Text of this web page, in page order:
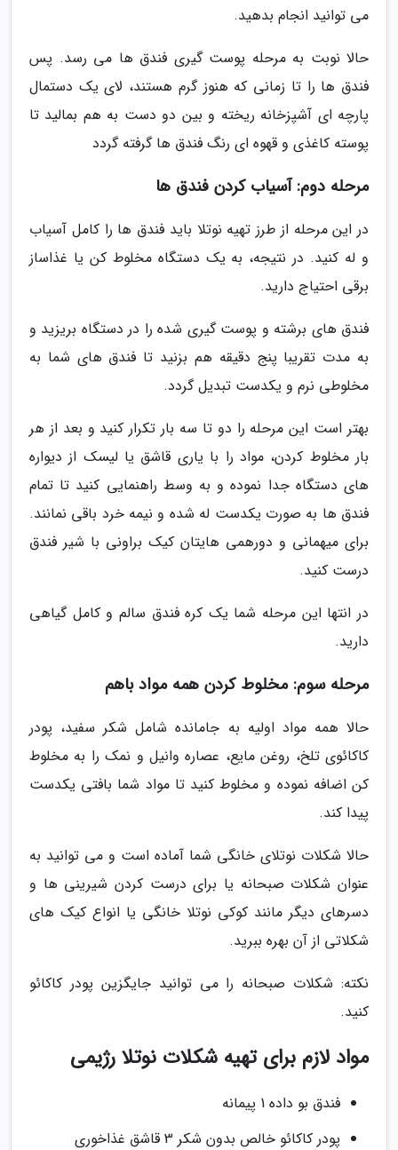
می توانید انجام بدهید.
حالا نوبت به مرحله پوست گیری فندق ها می رسد. پس
فندق ها را تا زمانی که هنوز گرم هستند، لای یک دستمال
پارچه ای آشپزخانه ریخته و بین دو دست به هم بمالید تا
پوسته کاغذی و قهوه ای رنگ فندق ها گرفته گردد
مرحله دوم: آسیاب کردن فندق ها
در این مرحله از طرز تهیه نوتلا باید فندق ها را کامل آسیاب
و له کنید. در نتیجه، به یک دستگاه مخلوط کن یا غذاساز
برقی احتیاج دارید.
فندق های برشته و پوست گیری شده را در دستگاه بریزید و
به مدت تقریبا پنج دقیقه هم بزنید تا فندق های شما به
مخلوطی نرم و یکدست تبدیل گردد.
بهتر است این مرحله را دو تا سه بار تکرار کنید و بعد از هر
بار مخلوط کردن، مواد را با یاری قاشق یا لیسک از دیواره
های دستگاه جدا نموده و به وسط راهنمایی کنید تا تمام
فندق ها به صورت یکدست له شده و نیمه خرد باقی نمانند.
برای میهمانی و دورهمی هایتان کیک براونی با شیر فندق
درست کنید.
در انتها این مرحله شما یک کره فندق سالم و کامل گیاهی
دارید.
مرحله سوم: مخلوط کردن همه مواد باهم
حالا همه مواد اولیه به جامانده شامل شکر سفید، پودر
کاکائوی تلخ، روغن مایع، عصاره وانیل و نمک را به مخلوط
کن اضافه نموده و مخلوط کنید تا مواد شما بافتی یکدست
پیدا کند.
حالا شکلات نوتلای خانگی شما آماده است و می توانید به
عنوان شکلات صبحانه یا برای درست کردن شیرینی ها و
دسرهای دیگر مانند کوکی نوتلا خانگی یا انواع کیک های
شکلاتی از آن بهره ببرید.
نکته: شکلات صبحانه را می توانید جایگزین پودر کاکائو
کنید.
مواد لازم برای تهیه شکلات نوتلا رژیمی
فندق بو داده 1 پیمانه
پودر کاکائو خالص بدون شکر 3 قاشق غذاخوری